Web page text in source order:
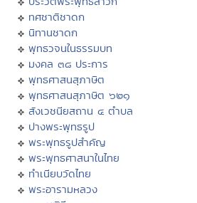
ทศชาติชาดก
นิทานชาดก
พุทธวจนในธรรมบท
มงคล ๓๘ ประการ
พุทธศาสนสุภาษิต
พุทธศาสนสุภาษิต ๖๒๑
สังเวชนียสถาน ๔ ตำบล
ปางพระพุทธรูป
พระพุทธรูปสำคัญ
พระพุทธศาสนาในไทย
ทำเนียบวัดไทย
พระอารามหลวง